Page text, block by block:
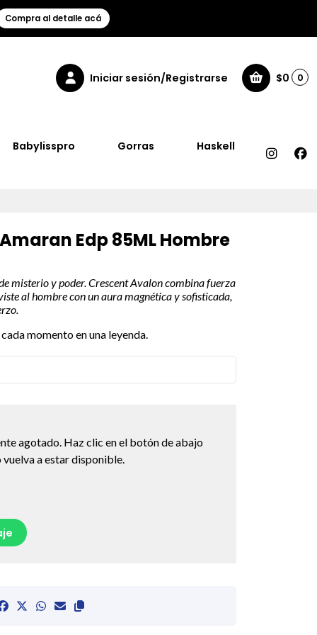
Compra al detalle acá
Iniciar sesión/Registrarse $0 0
Babylisspro Gorras Haskell
Edp 85ML Hombre
misterio y poder. Crescent Avalon combina fuerza
al hombre con un aura magnética y sofisticada,
momento en una leyenda.
agotado. Haz clic en el botón de abajo
a estar disponible.